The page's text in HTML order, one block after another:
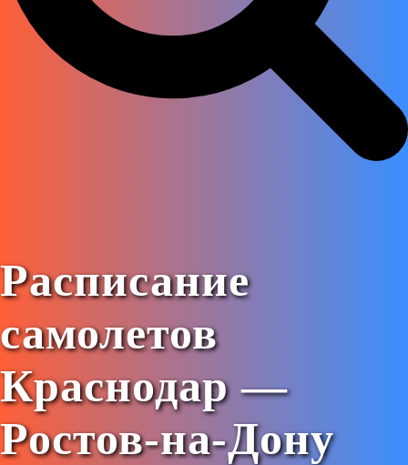
Расписание
самолетов
Краснодар —
Ростов-на-Дону